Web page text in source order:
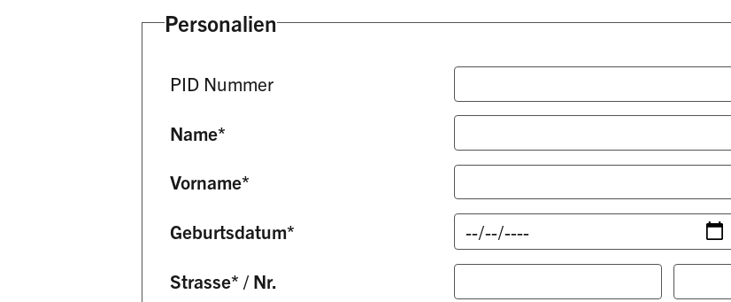
Personalien
PID Nummer
Name*
Vorname*
Geburtsdatum*
Strasse* / Nr.